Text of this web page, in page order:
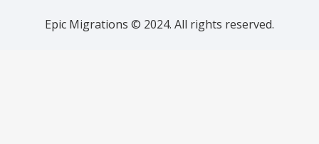
Epic Migrations © 2024. All rights reserved.